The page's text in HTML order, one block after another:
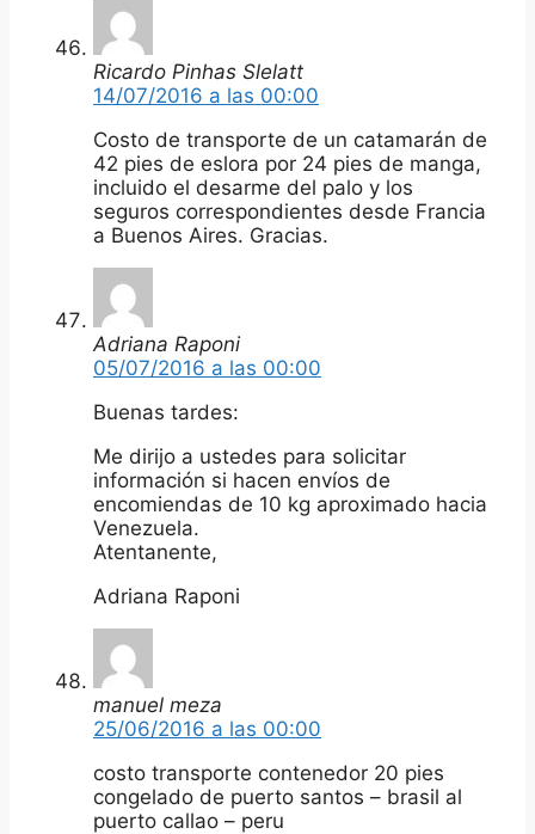
Ricardo Pinhas Slelatt
14/07/2016 a las 00:00
Costo de transporte de un catamarán de
42 pies de eslora por 24 pies de manga,
incluido el desarme del palo y los
seguros correspondientes desde Francia
a Buenos Aires. Gracias.
Adriana Raponi
05/07/2016 a las 00:00
Buenas tardes:
Me dirijo a ustedes para solicitar
información si hacen envíos de
encomiendas de 10 kg aproximado hacia
Venezuela.
Atentanente,
Adriana Raponi
manuel meza
25/06/2016 a las 00:00
costo transporte contenedor 20 pies
congelado de puerto santos – brasil al
puerto callao – peru